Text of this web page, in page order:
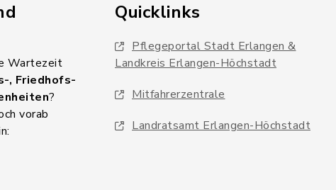
Wartezeit
, Friedhofs-
?
vorab
Quicklinks
Pflegeportal Stadt Erlangen &
Landkreis Erlangen-Höchstadt
Mitfahrerzentrale
Landratsamt Erlangen-Höchstadt